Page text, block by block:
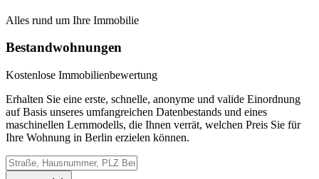
Alles rund um Ihre Immobilie
Bestandwohnungen
Kostenlose Immobilienbewertung
Erhalten Sie eine erste, schnelle, anonyme und valide Einordnung
auf Basis unseres umfangreichen Datenbestands und eines
maschinellen Lernmodells, die Ihnen verrät, welchen Preis Sie für
Ihre Wohnung in Berlin erzielen können.